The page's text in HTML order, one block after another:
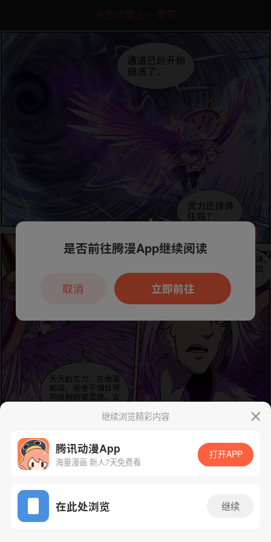
点击加载上一章节
App免费看
下一话 腾漫App免费看
继续浏览精彩内容
腾讯动漫App
海量漫画 新人7天免费看
打开APP
在此处浏览 继续
本章节仅支持App阅读，可打开App新用
户7天免费看
是否前往腾漫App继续阅读
立即前往
取消